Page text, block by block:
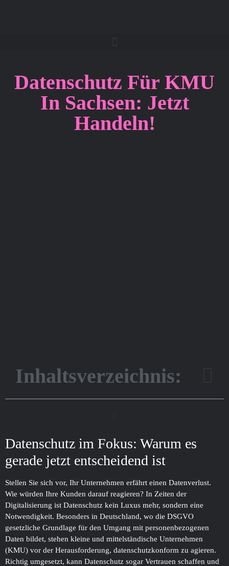
Datenschutz Für KMU
In Sachsen: Jetzt
Handeln!
Inhaltsverzeichnis:
Datenschutz im Fokus: Warum es
gerade jetzt entscheidend ist
Stellen Sie sich vor, Ihr Unternehmen erfährt einen Datenverlust.
Wie würden Ihre Kunden darauf reagieren? In Zeiten der
Digitalisierung ist Datenschutz kein Luxus mehr, sondern eine
Notwendigkeit. Besonders in Deutschland, wo die DSGVO
gesetzliche Grundlage für den Umgang mit personenbezogenen
Daten bildet, stehen kleine und mittelständische Unternehmen
(KMU) vor der Herausforderung, datenschutzkonform zu agieren.
Richtig umgesetzt, kann Datenschutz sogar Vertrauen schaffen und